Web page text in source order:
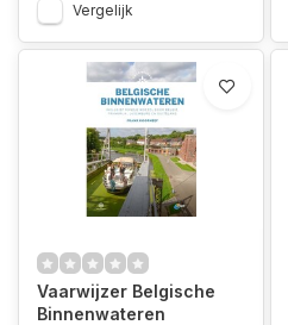
Vergelijk
Vaarwijzer Belgische
Binnenwateren